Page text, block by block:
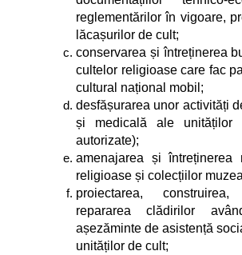
reglementărilor în vigoare,
lăcașurilor de cult;
conservarea și întreținerea
cultelor religioase care fac
cultural național mobil;
desfășurarea unor activități
și medicală ale unităților
autorizate);
amenajarea și întreținerea
religioase și colecțiilor
proiectarea,
repararea clădirilor
așezăminte de asistență
unităților de cult;